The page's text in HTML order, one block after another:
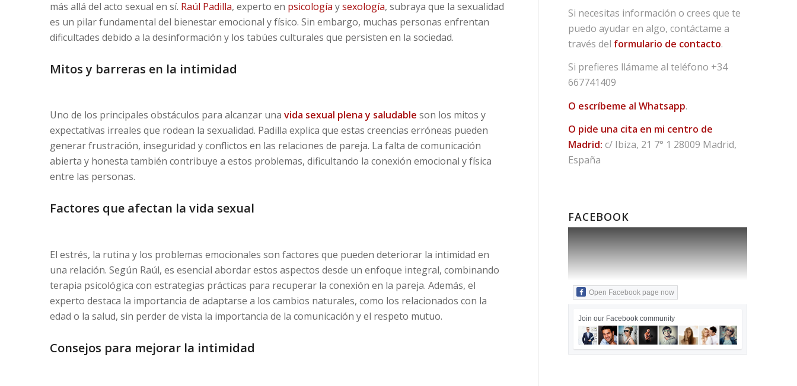
más allá del acto sexual en sí. Raúl Padilla, experto en psicología ysexología, subraya que la sexualidad
es un pilar fundamental del bienestar emocional y físico. Sin embargo, muchas personas enfrentan
dificultades debido a la desinformación y los tabúes culturales que persisten en la sociedad.
Mitos y barreras en la intimidad
Uno de los principales obstáculos para alcanzar una vida sexual plena y saludable son los mitos y
expectativas irreales que rodean la sexualidad. Padilla explica que estas creencias erróneas pueden
generar frustración, inseguridad y conflictos en las relaciones de pareja. La falta de comunicación
abierta y honesta también contribuye a estos problemas, dificultando la conexión emocional y física
entre las personas.
Factores que afectan la vida sexual
El estrés, la rutina y los problemas emocionales son factores que pueden deteriorar la intimidad en
una relación. Según Raúl, es esencial abordar estos aspectos desde un enfoque integral, combinando
terapia psicológica con estrategias prácticas para recuperar la conexión en la pareja. Además, el
experto destaca la importancia de adaptarse a los cambios naturales, como los relacionados con la
edad o la salud, sin perder de vista la importancia de la comunicación y el respeto mutuo.
Consejos para mejorar la intimidad
Si necesitas información o crees que te
puedo ayudar en algo, contáctame a
través del formulario de contacto.
Si prefieres llámame al teléfono +34
667741409
O escríbeme al Whatsapp.
O pide una cita en mi centro de
Madrid: c/ Ibiza, 21 7° 1 28009 Madrid,
España
FACEBOOK
Open Facebook page now
Join our Facebook community